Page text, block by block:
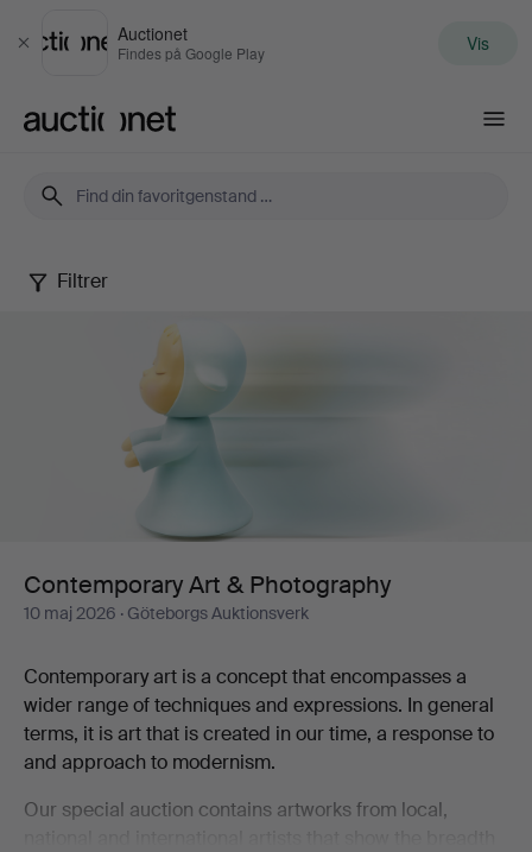
Luk
Auctionet
Findes på Google Play Vis
Contemporary
Photography
Filtrer
Contemporary Art & Photography
10 maj 2026 · Göteborgs Auktionsverk
Contemporary art is a concept that encompasses a
wider range of techniques and expressions. In general
terms, it is art that is created in our time, a response to
and approach to modernism.
Our special auction contains artworks from local,